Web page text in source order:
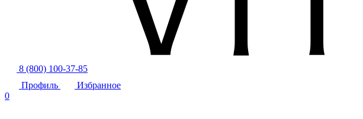
8 (800) 100-37-85
Профиль
Избранное
0